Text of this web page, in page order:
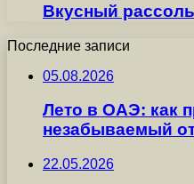
Вкусный
Последние записи
05.08.2026
Лето в ОАЭ: как
незабываемый
22.05.2026